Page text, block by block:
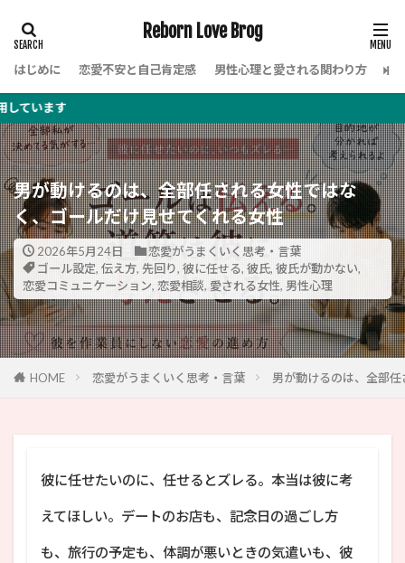
Reborn Love Brog
はじめに 恋愛不安と自己肯定感 男性心理と愛される関わり方 女
男が動けるのは、全部任される女性ではな
く、ゴールだけ見せてくれる女性
2026年5月24日
恋愛がうまくいく思考・言葉
ゴール設定, 伝え方, 先回り, 彼に任せる, 彼氏, 彼氏が動かない,
恋愛コミュニケーション, 恋愛相談, 愛される女性, 男性心理
HOME 恋愛がうまくいく思考・言葉 男が動けるのは、全部
彼に任せたいのに、任せるとズレる。本当は彼に考
えてほしい。デートのお店も、記念日の過ごし方
も、旅行の予定も、体調が悪いときの気遣いも、彼